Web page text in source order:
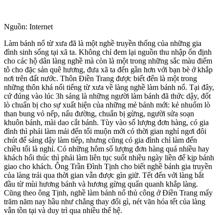
Nguồn: Internet
Làm bánh nổ từ xưa đã là một nghề truyền thống của những gia
đình sinh sống tại xã ta. Không chỉ đem lại nguồn thu nhập ổn định
cho các hộ dân làng nghề mà còn là một trong những sắc màu điểm
tô cho đặc sản quê hương, đưa xã ta đến gần hơn với bạn bè ở khắp
nơi trên đất nước. Thôn Điền Trang được biết đến là một trong
những thôn khá nổi tiếng từ xưa về làng nghề làm bánh nổ. Tại đây,
cứ đúng vào lúc 3h sáng là những người làm bánh đã thức dậy, đốt
lò chuẩn bị cho sự xuất hiện của những mẻ bánh mới: kẻ nhuốm lò
than bung vỏ nếp, nấu đường, chuẩn bị gừng, người sửa soạn
khuôn bánh, mài dao cắt bánh. Tùy vào số lượng đơn hàng, có gia
đình thì phải làm mải đến tối muộn mới có thời gian nghỉ ngơi đôi
chút để sáng dậy làm tiếp, nhưng cũng có gia đình chỉ làm đến
chiều tối là nghỉ. Có những hôm số lượng đơn hàng quá nhiều hay
khách hối thúc thì phải làm liên tục suốt nhiều ngày liền để kịp bánh
giao cho khách. Ông Trần Đình Tịnh cho biết nghề bánh gia truyền
của làng trải qua thời gian vẫn được gìn giữ. Tết đến với làng bắt
đầu từ mùi hương bánh và hương gừng quẩn quanh khắp làng.
Cũng theo ông Tịnh, nghề làm bánh nổ thủ công ở Điền Trang mấy
trăm năm nay hầu như chẳng thay đổi gì, nét văn hóa tết của làng
vẫn tồn tại và duy trì qua nhiều thế hệ.